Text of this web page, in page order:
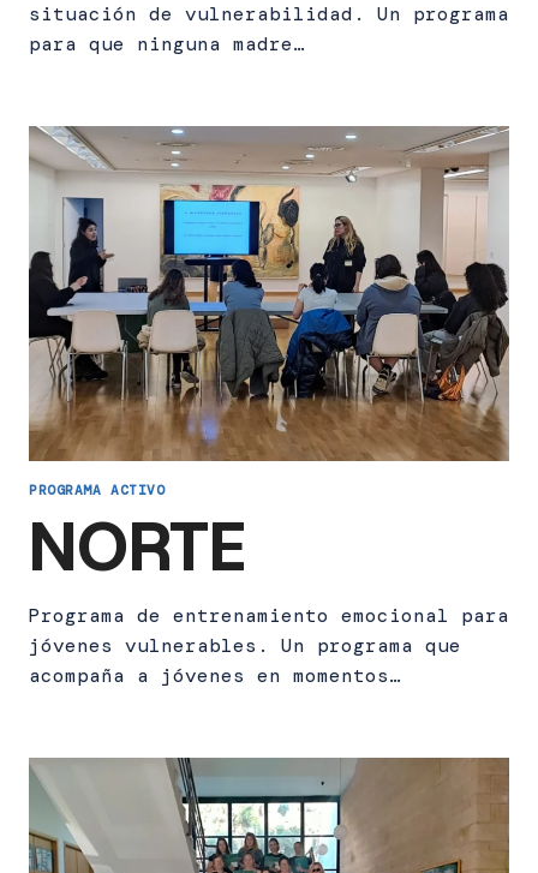
situación de vulnerabilidad. Un programa
para que ninguna madre…
PROGRAMA ACTIVO
NORTE
Programa de entrenamiento emocional para
jóvenes vulnerables. Un programa que
acompaña a jóvenes en momentos…